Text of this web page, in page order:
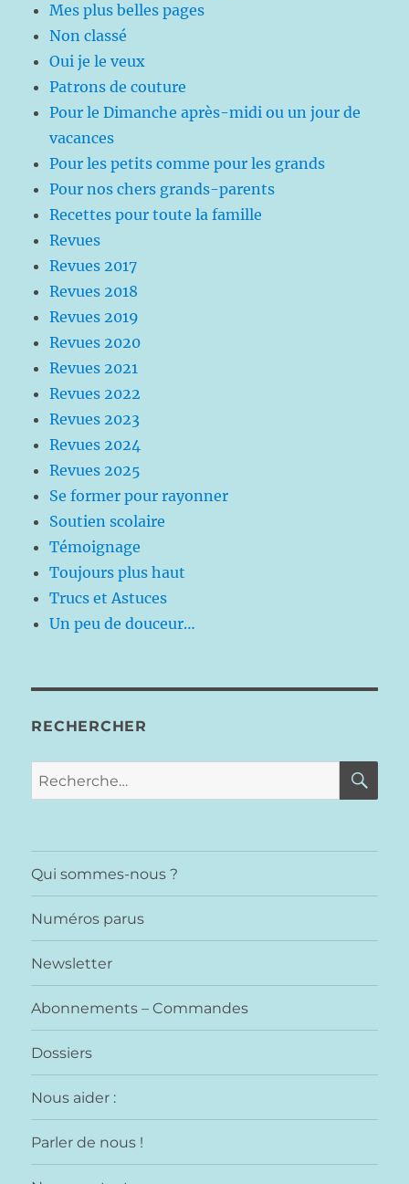
Mes plus belles pages
Non classé
Oui je le veux
Patrons de couture
Pour le Dimanche après-midi ou un jour de
vacances
Pour les petits comme pour les grands
Pour nos chers grands-parents
Recettes pour toute la famille
Revues
Revues 2017
Revues 2018
Revues 2019
Revues 2020
Revues 2021
Revues 2022
Revues 2023
Revues 2024
Revues 2025
Se former pour rayonner
Soutien scolaire
Témoignage
Toujours plus haut
Trucs et Astuces
Un peu de douceur…
RECHERCHER
Recherche
pour :
Qui sommes-nous ?
Numéros parus
Newsletter
Abonnements – Commandes
Dossiers
Nous aider :
Parler de nous !